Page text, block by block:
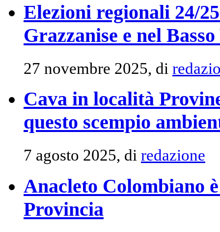
Elezioni regionali 24/
Grazzanise e nel
27 novembre 2025, di
Cava in località
questo scempio
7 agosto 2025, di redazione
Anacleto Colombiano
Provincia